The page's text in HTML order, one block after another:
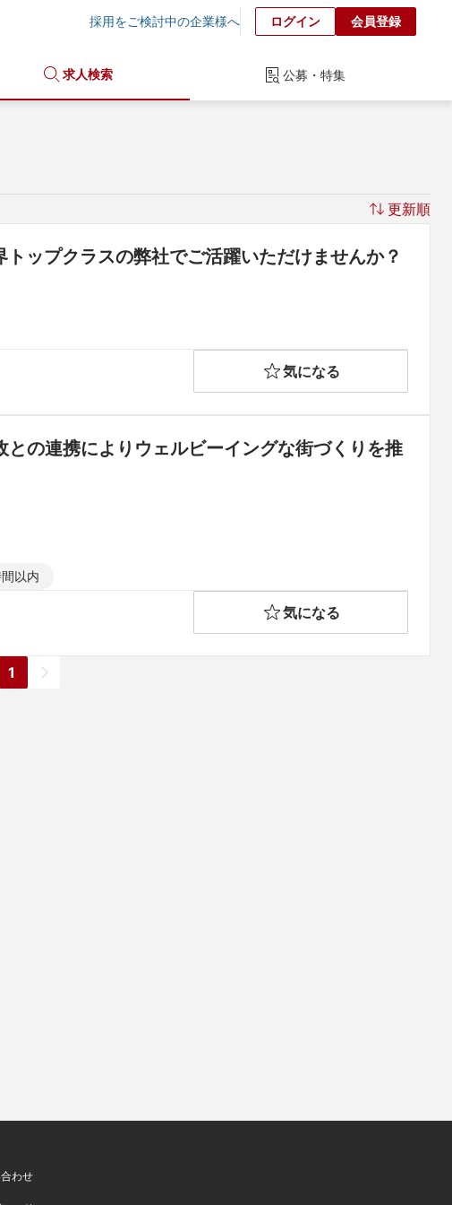
採用をご検討中の企業様へ ログイン 会員登録
求人検索 公募・特集
更新順
ップクラスの弊社でご活躍いただけませんか？
気になる
の連携によりウェルビーイングな街づくりを推
以内
気になる
1
わせ